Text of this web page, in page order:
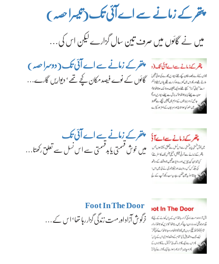
پتھر کے زمانے سے اے آئی تک(تیسرا حصہ)
میں نے گائوں میں صرف تین سال گزارے لیکن اس کی…
پتھر کے زمانے سے اے آئی تک(دوسرا حصہ)
گائوں کے نوے فیصد مکان کچے تھے‘ دیواریں گارے…
پتھر کے زمانے سے اے آئی تک
میں خوش قسمتی یا بدقسمتی سے اس نسل سے تعلق رکھتا…
Foot In The Door
خرگوش آزاد اور مست زندگی گزار رہا تھا‘ اس کے…